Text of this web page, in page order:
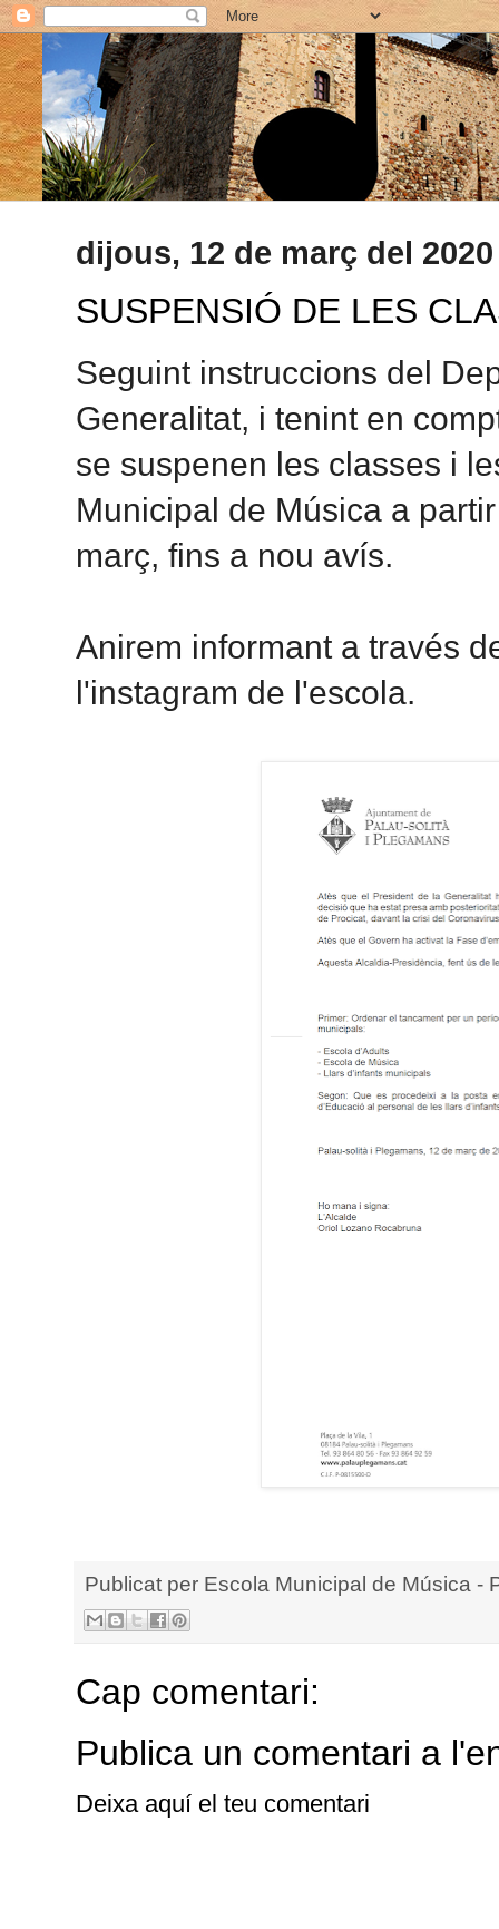
dijous, 12 de març del 2020
SUSPENSIÓ DE LES
Seguint instruccions del
Generalitat, i tenint en
se suspenen les classes i
Municipal de Música a
març, fins a nou avís.
Anirem informant a través
l'instagram de l'escola.
Publicat per Escola Municipal de Música -
Cap comentari:
Publica un comentari a
Deixa aquí el teu comentari